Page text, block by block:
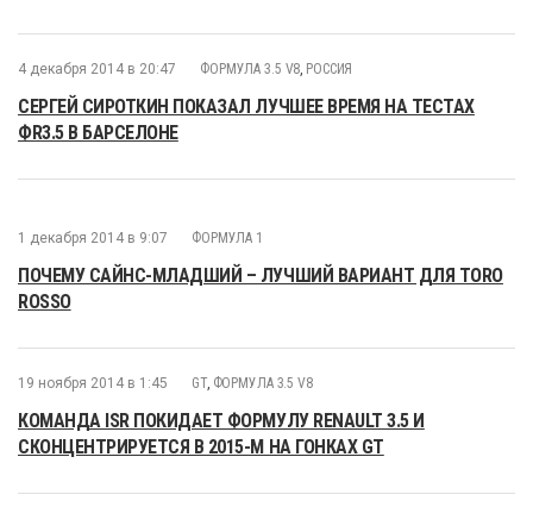
4 декабря 2014 в 20:47 ФОРМУЛА 3.5 V8, РОССИЯ
СЕРГЕЙ СИРОТКИН ПОКАЗАЛ ЛУЧШЕЕ ВРЕМЯ НА ТЕСТАХ
ФR3.5 В БАРСЕЛОНЕ
1 декабря 2014 в 9:07 ФОРМУЛА 1
ПОЧЕМУ САЙНC-МЛАДШИЙ – ЛУЧШИЙ ВАРИАНТ ДЛЯ TORO
ROSSO
19 ноября 2014 в 1:45 GT, ФОРМУЛА 3.5 V8
КОМАНДА ISR ПОКИДАЕТ ФОРМУЛУ RENAULT 3.5 И
СКОНЦЕНТРИРУЕТСЯ В 2015-М НА ГОНКАХ GT